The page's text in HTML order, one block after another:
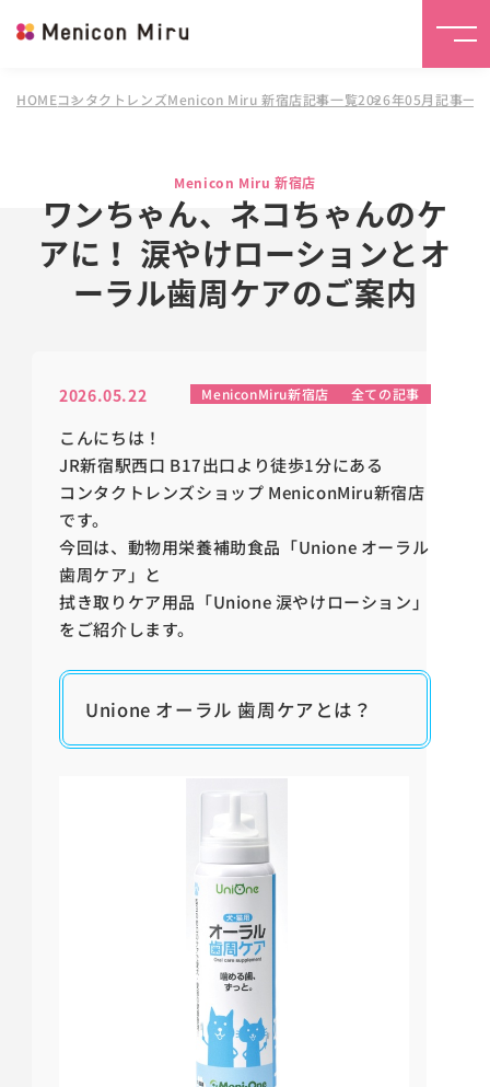
HOMEコンタクトレンズMenicon Miru 新宿店記事一覧2026年05月記事一覧
Menicon Miru 新宿店
ワンちゃん、ネコちゃんのケ
アに！ 涙やけローションとオ
ーラル歯周ケアのご案内
2026.05.22 MeniconMiru新宿店 全ての記事
こんにちは！
JR新宿駅西口 B17出口より徒歩1分にある
コンタクトレンズショップ MeniconMiru新宿店
です。
今回は、 動物用栄養補助食品「Unione オーラル
歯周ケア」と
拭き取りケア用品「Unione 涙やけローション」
をご紹介します。
Unione オーラル 歯周ケアとは？